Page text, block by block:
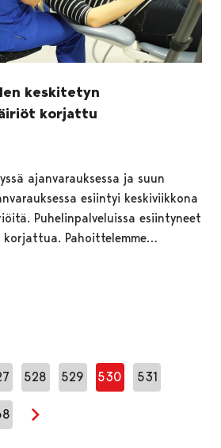
keskitetyn
korjattu
ajanvarauksessa ja suun
esiintyi keskiviikkona
Puhelinpalveluissa esiintyneet
Pahoittelemme…
528 529 530 531
Seuraava sivu